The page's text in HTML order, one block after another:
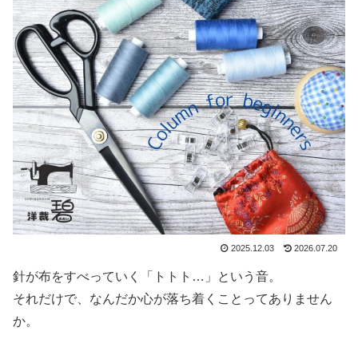
2025.12.03 2026.07.20
針が布をすべっていく「トトト…」という音。
それだけで、なんだか心が落ち着くことってありません
か。